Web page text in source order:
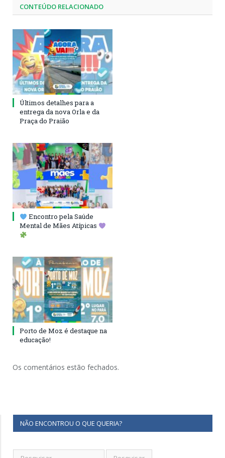
CONTEÚDO RELACIONADO
Últimos detalhes para a
entrega da nova Orla e da
Praça do Praião
Encontro pela Saúde
Mental de Mães Atípicas
Porto de Moz é destaque na
educação!
Os comentários estão fechados.
NÃO ENCONTROU O QUE QUERIA?